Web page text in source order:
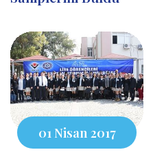
01 Nisan 2017